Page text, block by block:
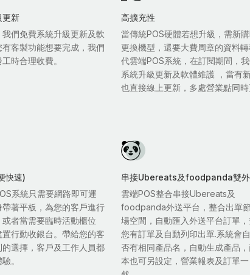
更新
們免費系統升級更新及軟
客製功能想要完成，我們
時合理收費。
高擴充性
當傳統POS硬體若想升級，需新
更換機型，還要大費周章的資料
代雲端POS系統，在訂閱期間，
系統升級更新及軟體維護 ，當有
也直接線上更新，多處營業點同
快速)
系統只需要網路即可運
著平板，為您的客戶進行
者當需要臨時活動櫃位
行動收銀台。帶給您的客
的選擇，客戶及工作人員都
。
串接Ubereats及foodpanda雙
雲端POS整合串接Ubereats及
foodpanda外送平台，整合出單
場空間，自動匯入外送平台訂單
您有訂單及自動列印出單.系統會
否有相同產品名，自動生成產品
本也可另設定，營業報表及訂單